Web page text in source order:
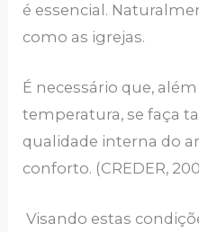
é essencial.
como as igrejas.
É necessário que,
temperatura, se faça
qualidade interna do
conforto. (CREDER,
Visando estas